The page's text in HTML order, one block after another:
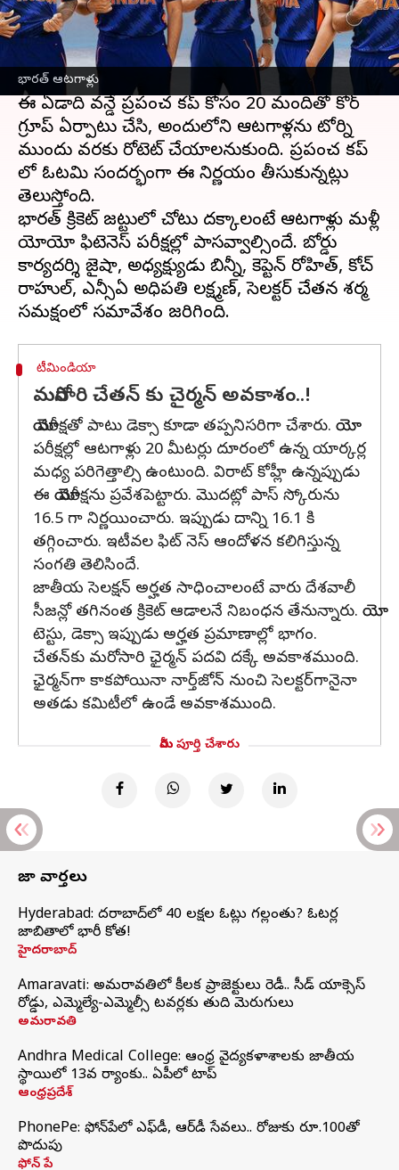
భారత్ ఆటగాళ్లు
ఒకప్పుడు టీమ్ ఇండియా ఎంపికకు తప్పనిసరిగా
యోయో ఫిట్ నెస్ పరీక్ష ఉండేది. యోయో ఫిట్‌నెస్
పరీక్ష మళ్లీ వచ్చేసింది. ప్రస్తుతం బీసీసీఐ సెలక్షన్ అర్హత
ప్రమాణాల జాబితాలో నిర్ణయించాలని ధ్రువీకరించింది.
ఈ ఏడాది వన్డే ప్రపంచ కప్ కోసం 20 మందితో కోర్
గ్రూప్ ఏర్పాటు చేసి, అందులోని ఆటగాళ్లను టోర్ని
ముందు వరకు రోటెట్ చేయాలనుకుంది. ప్రపంచ కప్
లో ఓటమి సందర్భంగా ఈ నిర్ణయం తీసుకున్నట్లు
తెలుస్తోంది.
భారత్ క్రికెట్ జట్టులో చోటు దక్కాలంటే ఆటగాళ్లు మళ్లీ
యోయో ఫిటెనెస్ పరీక్షల్లో పాసవ్వాల్సిందే. బోర్డు
కార్యదర్శి జైషా, అధ్యక్ష్యుడు బిన్నీ, కెప్టెన్ రోహిత్, కోచ్
రాహుల్, ఎన్సీఏ అధిపతి లక్ష్మణ్, సెలక్టర్ చేతన శర్మ
టీమిండియా
మరోసారి చేతన్ కు చైర్మన్‌ అవకాశం..!
యోయో పరీక్షతో పాటు డెక్సా కూడా తప్పనిసరిగా చేశారు. యోయో
పరీక్షల్లో ఆటగాళ్లు 20 మీటర్లు దూరంలో ఉన్న యార్కర్ల
మధ్య పరిగెత్తాల్సి ఉంటుంది. విరాట్ కోహ్లీ ఉన్నప్పుడు
ఈ యోయో పరీక్షను ప్రవేశపెట్టారు. మొదట్లో పాస్ స్కోరును
16.5 గా నిర్ణయించారు. ఇప్పుడు దాన్ని 16.1 కి
తగ్గించారు. ఇటీవల ఫిట్ నెస్ ఆందోళన కలిగిస్తున్న
సంగతి తెలిసిందే.
జాతీయ సెలక్షన్ అర్హత సాధించాలంటే వారు దేశవాలీ
సీజన్లో తగినంత క్రికెట్ ఆడాలనే నిబంధన తేనున్నారు. యోయో
టెస్టు, డెక్సా ఇప్పుడు అర్హత ప్రమాణాల్లో భాగం.
చేతన్‌కు మరోసారి ఛైర్మన్‌ పదవి దక్కే అవకాశముంది.
ఛైర్మన్‌గా కాకపోయినా నార్త్‌జోన్‌ నుంచి సెలక్టర్‌గానైనా
అతడు కమిటీలో ఉండే అవకాశముంది.
మీరు పూర్తి చేశారు
తాజా వార్తలు
Hyderabad: హైదరాబాద్‌లో 40 లక్షల ఓట్లు గల్లంతు? ఓటర్ల
జాబితాలో భారీ కోత!
హైదరాబాద్
Amaravati: అమరావతిలో కీలక ప్రాజెక్టులు రెడీ.. సీడ్‌ యాక్సెస్‌
రోడ్డు, ఎమ్మెల్యే-ఎమ్మెల్సీ టవర్లకు తుది మెరుగులు
అమరావతి
Andhra Medical College: ఆంధ్ర వైద్యకళాశాలకు జాతీయ
స్థాయిలో 13వ ర్యాంకు.. ఏపీలో టాప్
ఆంధ్రప్రదేశ్
PhonePe: ఫోన్‌పేలో ఎఫ్‌డీ, ఆర్‌డీ సేవలు.. రోజుకు రూ.100తో
పొదుపు
ఫోన్‌ పే